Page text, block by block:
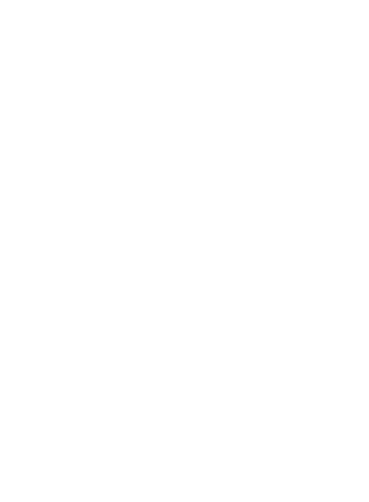
der Kartendarstellung
nicht sichergestellt werden.
Barrierefreiheit
und beruht auf einer
aktualisiert am 24.03.2026.
auf Barrieren stoßen, bitten wir